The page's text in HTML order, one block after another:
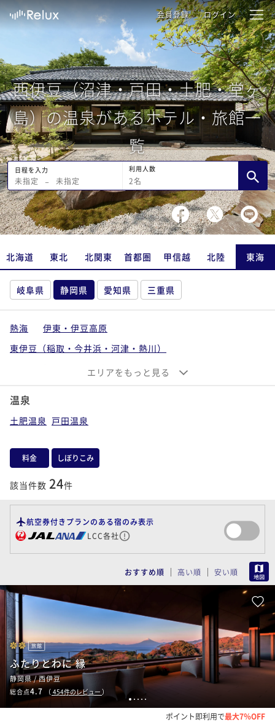
会員登録 ログイン
西伊豆（沼津・戸田・土肥・堂ヶ
島）の温泉があるホテル・旅館一
覧
日程を入力
未指定 − 未指定
利用人数
2名
北海道 東北 北関東 首都圏 甲信越 北陸 東海
岐阜県 静岡県 愛知県 三重県
熱海
伊東・伊豆高原
東伊豆（稲取・今井浜・河津・熱川）
南伊豆（下田・下賀茂）
中伊豆（伊豆長岡・修善寺・天城湯ヶ島）
静岡市・御殿場・焼津
エリアをもっと見る
温泉
土肥温泉 戸田温泉
料金 しぼりこみ
該当件数 24件
航空券付きプランのある宿のみ表示
LCC各社
おすすめ順 高い順 安い順
1 2 3 4 5
旅館
ふたりとわに 縁
静岡県 / 西伊豆
総合点4.7 （ 454件のレビュー ）
ポイント即利用で最大7％OFF